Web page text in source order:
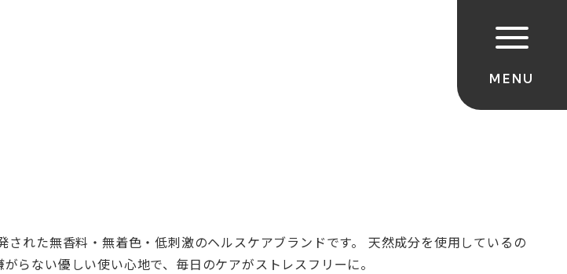
れた無香料・無着色・低刺激のヘルスケアブランドです。 天然成分を使用しているの
らない優しい使い心地で、毎日のケアがストレスフリーに。